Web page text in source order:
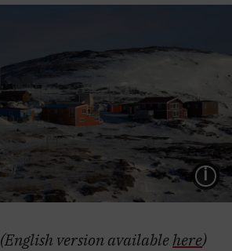
(English version availablehere)